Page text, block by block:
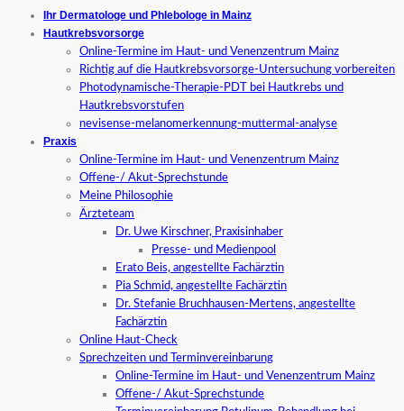
Ihr Dermatologe und Phlebologe in Mainz
Hautkrebsvorsorge
Online-Termine im Haut- und Venenzentrum Mainz
Richtig auf die Hautkrebsvorsorge-Untersuchung vorbereiten
Photodynamische-Therapie-PDT bei Hautkrebs und
Hautkrebsvorstufen
nevisense-melanomerkennung-muttermal-analyse
Praxis
Online-Termine im Haut- und Venenzentrum Mainz
Offene-/ Akut-Sprechstunde
Meine Philosophie
Ärzteteam
Dr. Uwe Kirschner, Praxisinhaber
Presse- und Medienpool
Erato Beis, angestellte Fachärztin
Pia Schmid, angestellte Fachärztin
Dr. Stefanie Bruchhausen-Mertens, angestellte
Fachärztin
Online Haut-Check
Sprechzeiten und Terminvereinbarung
Online-Termine im Haut- und Venenzentrum Mainz
Offene-/ Akut-Sprechstunde